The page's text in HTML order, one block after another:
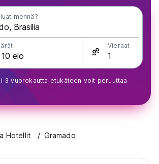
mennä?
Vieraat
3 vuorokautta etukäteen voit peruuttaa
Hotellit Gramado